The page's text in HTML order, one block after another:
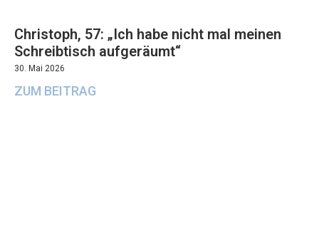
Christoph, 57: „Ich habe nicht mal meinen
Schreibtisch aufgeräumt“
30. Mai 2026
ZUM BEITRAG